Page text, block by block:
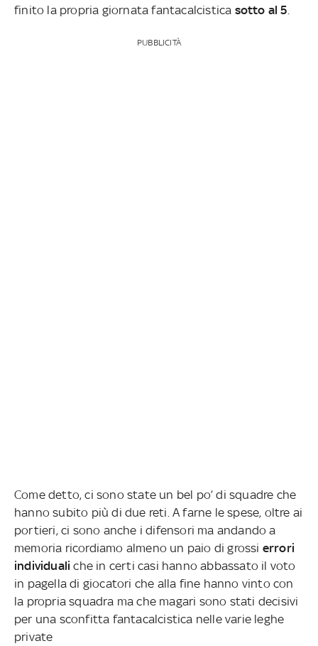
finito la propria giornata fantacalcistica sotto al 5
PUBBLICITÀ
Come detto, ci sono state un bel po’ di squadre che
hanno subito più di due reti. A farne le spese, oltre ai
portieri, ci sono anche i difensori ma andando a
memoria ricordiamo almeno un paio di grossi errori
individualiche in certi casi hanno abbassato il voto
in pagella di giocatori che alla fine hanno vinto con
la propria squadra ma che magari sono stati decisivi
per una sconfitta fantacalcistica nelle varie leghe
private